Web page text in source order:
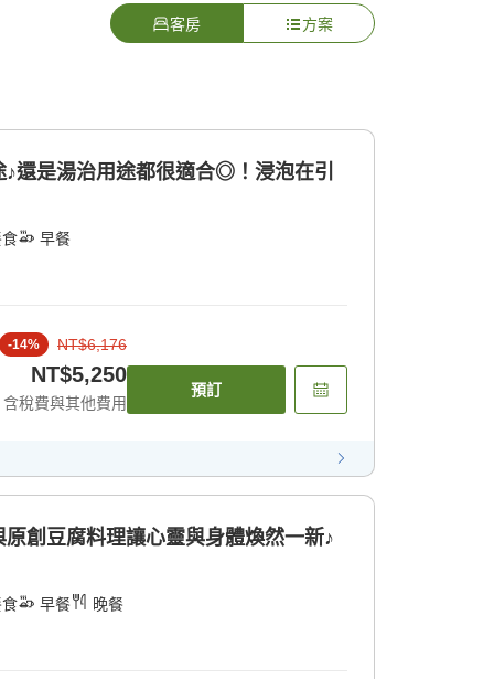
客房 方案
還是湯治用途都很適合◎！浸泡在引
早餐
-14% NT$6,176
NT$5,250
含稅費與其他費用
預訂
創豆腐料理讓心靈與身體煥然一新♪
早餐 晚餐